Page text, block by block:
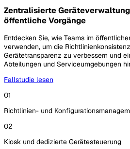
Zentralisierte
öffentliche Vorgänge
Entdecken Sie, wie Teams im
verwenden, um die
Gerätetransparenz zu verbessern und
Abteilungen und Serviceumgebungen
Fallstudie lesen
01
Richtlinien- und
02
Kiosk und dedizierte Gerätesteuerung